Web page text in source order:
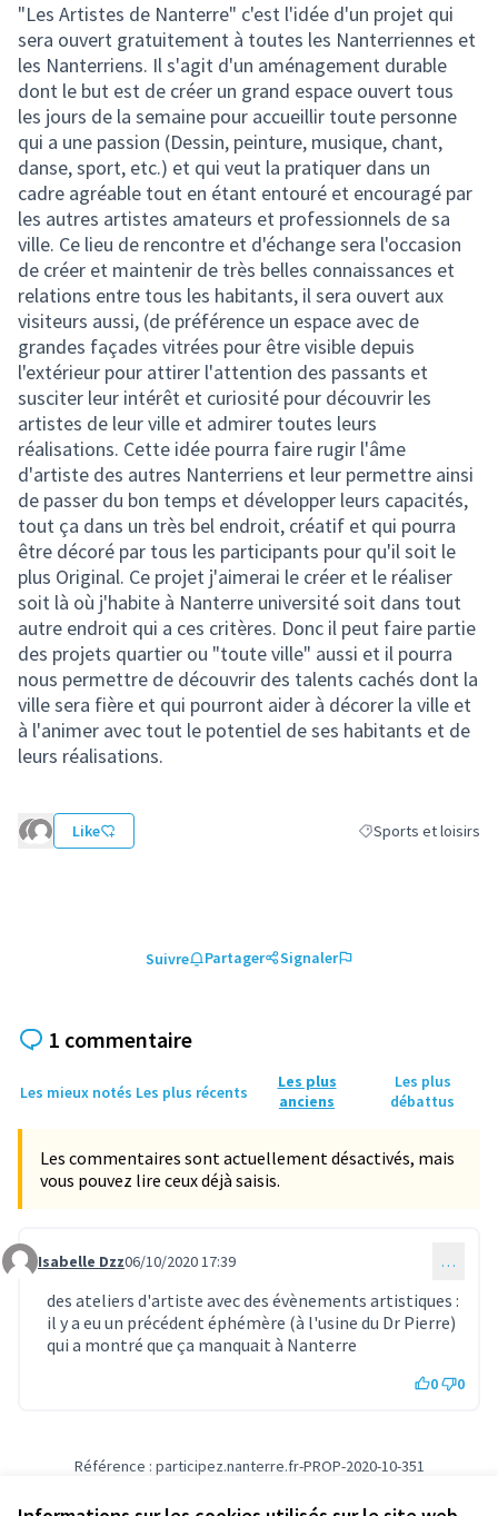
"Les Artistes de Nanterre" c'est l'idée d'un projet qui
sera ouvert gratuitement à toutes les Nanterriennes et
les Nanterriens. Il s'agit d'un aménagement durable
dont le but est de créer un grand espace ouvert tous
les jours de la semaine pour accueillir toute personne
qui a une passion (Dessin, peinture, musique, chant,
danse, sport, etc.) et qui veut la pratiquer dans un
cadre agréable tout en étant entouré et encouragé par
les autres artistes amateurs et professionnels de sa
ville. Ce lieu de rencontre et d'échange sera l'occasion
de créer et maintenir de très belles connaissances et
relations entre tous les habitants, il sera ouvert aux
visiteurs aussi, (de préférence un espace avec de
grandes façades vitrées pour être visible depuis
l'extérieur pour attirer l'attention des passants et
susciter leur intérêt et curiosité pour découvrir les
artistes de leur ville et admirer toutes leurs
réalisations. Cette idée pourra faire rugir l'âme
d'artiste des autres Nanterriens et leur permettre ainsi
de passer du bon temps et développer leurs capacités,
tout ça dans un très bel endroit, créatif et qui pourra
être décoré par tous les participants pour qu'il soit le
plus Original. Ce projet j'aimerai le créer et le réaliser
soit là où j'habite à Nanterre université soit dans tout
autre endroit qui a ces critères. Donc il peut faire partie
des projets quartier ou "toute ville" aussi et il pourra
nous permettre de découvrir des talents cachés dont la
ville sera fière et qui pourront aider à décorer la ville et
à l'animer avec tout le potentiel de ses habitants et de
leurs réalisations.
Like Filtrer les résultats
Sports et loisirs
Suivre Partager Signaler
1 commentaire
Les mieux notés Les plus récents
Les plus
anciens
Les plus
débattus
Les commentaires sont actuellement désactivés, mais
vous pouvez lire ceux déjà saisis.
Commentaire 388
Isabelle Dzz06/10/2020 17:39 …
des ateliers d'artiste avec des évènements artistiques :
il y a eu un précédent éphémère (à l'usine du Dr Pierre)
qui a montré que ça manquait à Nanterre
0 0
Référence : participez.nanterre.fr-PROP-2020-10-351